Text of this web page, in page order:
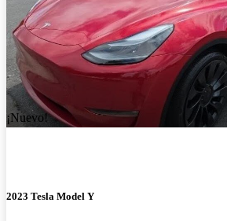
¡Nuevo!
2023 Tesla Model Y